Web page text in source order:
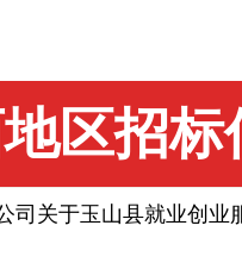
区招标
司关于玉山县就业创业